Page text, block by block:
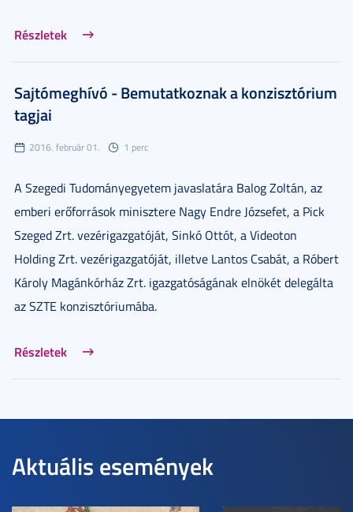
Részletek
Sajtómeghívó - Bemutatkoznak a konzisztórium
tagjai
2016. február 01. 1 perc
A Szegedi Tudományegyetem javaslatára Balog Zoltán, az
emberi erőforrások minisztere Nagy Endre Józsefet, a Pick
Szeged Zrt. vezérigazgatóját, Sinkó Ottót, a Videoton
Holding Zrt. vezérigazgatóját, illetve Lantos Csabát, a Róbert
Károly Magánkórház Zrt. igazgatóságának elnökét delegálta
az SZTE konzisztóriumába.
Részletek
Aktuális események